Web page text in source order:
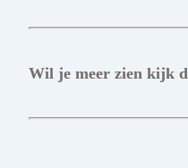
Wil je meer zien kijk